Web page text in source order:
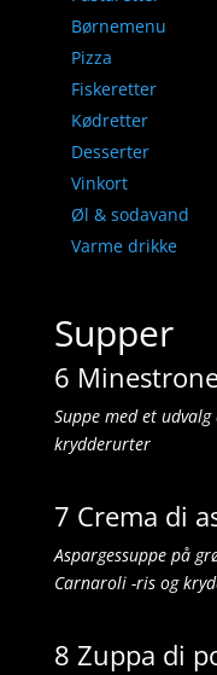
Børnemenu
Pizza
Fiskeretter
Kødretter
Desserter
Vinkort
Øl & sodavand
Varme drikke
Supper
6
Suppe med et
krydderurter
7 Crema di
Aspargessuppe på
Carnaroli -ris og
8 Zuppa di